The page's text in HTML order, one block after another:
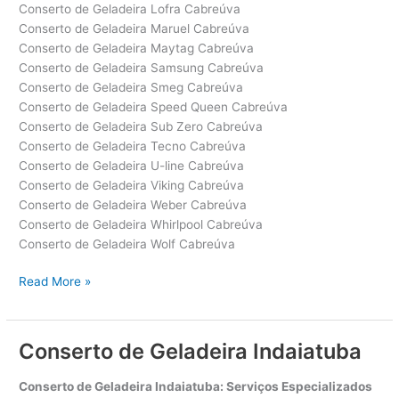
Conserto de Geladeira Lofra Cabreúva
Conserto de Geladeira Maruel Cabreúva
Conserto de Geladeira Maytag Cabreúva
Conserto de Geladeira Samsung Cabreúva
Conserto de Geladeira Smeg Cabreúva
Conserto de Geladeira Speed Queen Cabreúva
Conserto de Geladeira Sub Zero Cabreúva
Conserto de Geladeira Tecno Cabreúva
Conserto de Geladeira U-line Cabreúva
Conserto de Geladeira Viking Cabreúva
Conserto de Geladeira Weber Cabreúva
Conserto de Geladeira Whirlpool Cabreúva
Conserto de Geladeira Wolf Cabreúva
Conserto
Geladeira
Cabreúva
Read More »
Conserto de Geladeira Indaiatuba
Conserto de Geladeira Indaiatuba: Serviços Especializados